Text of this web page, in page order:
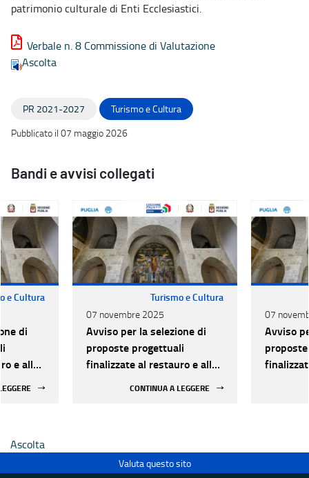
patrimonio culturale di Enti Ecclesiastici.
Verbale n. 8 Commissione di Valutazione
Ascolta
PR 2021-2027
Turismo e Cultura
Pubblicato il 07 maggio 2026
Bandi e avvisi collegati
e Cultura
di
e alla
Turismo e Cultura
07 novembre 2025
Avviso per la selezione di
proposte progettuali
finalizzate al restauro e alla
CONTINUA A LEGGERE
07
Avviso
Ascolta
Valuta questo sito